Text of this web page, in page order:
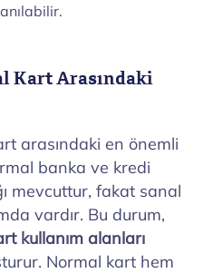
Kart Arasındaki
arasındaki en önemli
banka ve kredi
mevcuttur, fakat sanal
vardır. Bu durum,
kullanım alanları
Normal kart hem